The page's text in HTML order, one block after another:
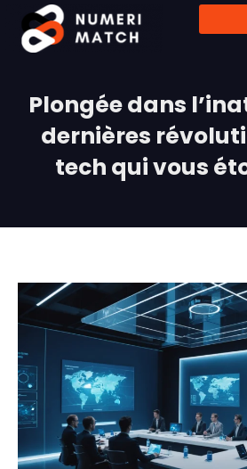
Plongée dans
dernières
tech qui vous